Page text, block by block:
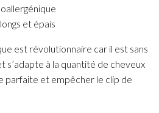
et épais
est révolutionnaire car il est sans
s’adapte à la quantité de cheveux
parfaite et empêcher le clip de